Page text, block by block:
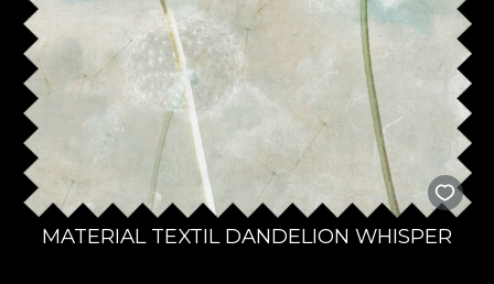
MATERIAL TEXTIL DANDELION WHISPER